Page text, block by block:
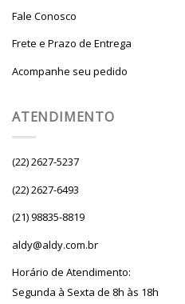
Fale Conosco
Frete e Prazo de Entrega
Acompanhe seu pedido
ATENDIMENTO
(22) 2627-5237
(22) 2627-6493
(21) 98835-8819
aldy@aldy.com.br
Horário de Atendimento:
Segunda à Sexta de 8h às 18h